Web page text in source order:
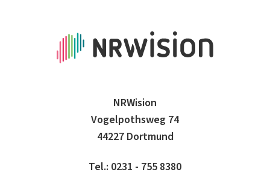
NRWision
Vogelpothsweg 74
44227 Dortmund
Tel.: 0231 - 755 8380